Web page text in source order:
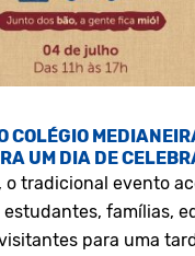
COLÉGIO
UM DIA DE
o tradicional evento
famílias,
para uma